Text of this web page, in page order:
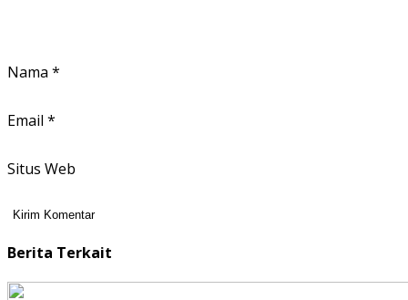
Nama *
Email *
Situs Web
Berita Terkait